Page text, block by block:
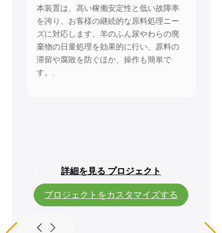
本装置は、高い稼働安定性と低い故障率
を誇り、お客様の継続的な原料処理ニー
ズに対応します。羊のふん尿やわらの廃
棄物の日量処理を効果的に行い、原料の
滞留や腐敗を防ぐほか、操作も簡単で
す。.
詳細を見る プロジェクト
プロジェクトをカスタマイズする